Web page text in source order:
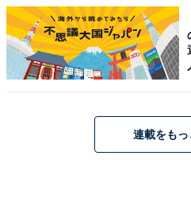
性）」など、宇宙戦艦ヤマト
球を守る姿に“ロマン”を感じ
した。
連載をもっ